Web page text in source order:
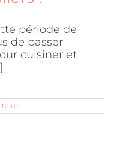
période de
de passer
cuisiner et